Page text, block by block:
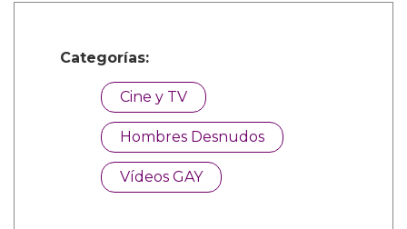
Categorías:
Cine y TV
Hombres Desnudos
Vídeos GAY